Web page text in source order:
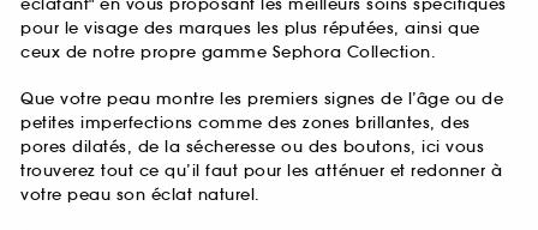
pour le visage des marques les plus réputées, ainsi que
ceux de notre propre gamme Sephora Collection.
Que votre peau montre les premiers signes de l’âge ou de
petites imperfections comme des zones brillantes, des
pores dilatés, de la sécheresse ou des boutons, ici vous
trouverez tout ce qu’il faut pour les atténuer et redonner à
votre peau son éclat naturel.